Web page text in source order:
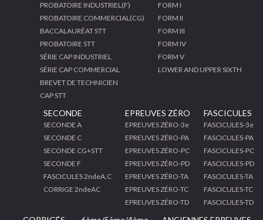
PROBATOIRE INDUSTRIEL(F)
PROBATOIRE COMMERCIAL(CG)
BACCALAURÉAT STT
PROBATOIRE STT
SÉRIE CAP INDUSTRIEL
SÉRIE CAP COMMERCIAL
BREVET DE TECHNICIEN
CAP STT
FORM I
FORM II
FORM III
FORM IV
FORM V
LOWER AND UPPER SIXTH
SECONDE
SECONDE A
SECONDE C
SECONDE CG+STT
SECONDE F
FASCICULES 2ndeA,C
CORRIGE 2ndeAC
EPREUVES ZÉRO
EPREUVES ZÉRO-3e
EPREUVES ZÉRO-PA
EPREUVES ZÉRO-PC
EPREUVES ZÉRO-PD
EPREUVES ZÉRO-TA
EPREUVES ZÉRO-TC
EPREUVES ZÉRO-TD
FASCICULES
FASCICULES-3e
FASCICULES-PA
FASCICULES-PC
FASCICULES-PD
FASCICULES-TA
FASCICULES-TC
FASCICULES-TD